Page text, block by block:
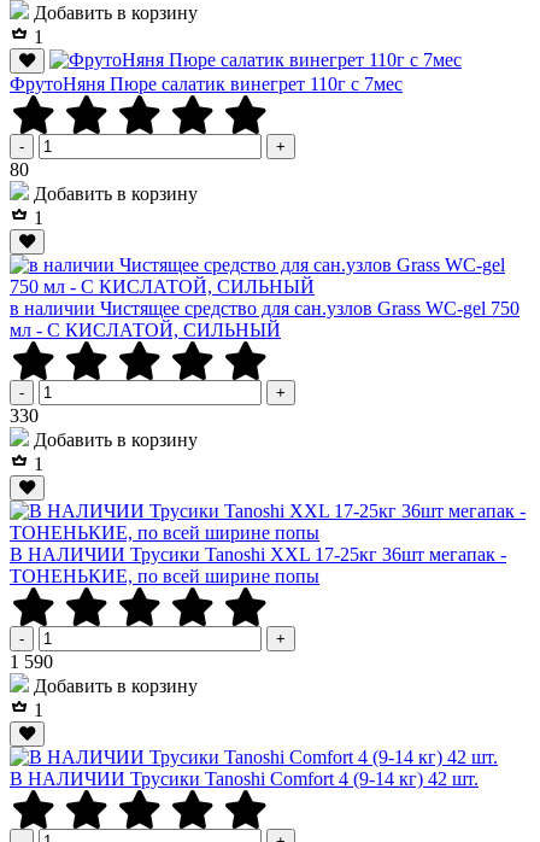
Добавить в корзину
1
ФрутоНяня Пюре салатик винегрет 110г с 7мес
- +
80Р
Добавить в корзину
1
в наличии Чистящее средство для сан.узлов Grass WC-gel 750
мл - С КИСЛАТОЙ, СИЛЬНЫЙ
- +
330Р
Добавить в корзину
1
В НАЛИЧИИ Трусики Tanoshi XXL 17-25кг 36шт мегапак -
ТОНЕНЬКИЕ, по всей ширине попы
- +
1 590Р
Добавить в корзину
1
В НАЛИЧИИ Трусики Tanoshi Comfort 4 (9-14 кг) 42 шт.